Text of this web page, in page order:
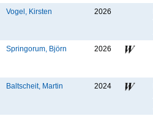
Vogel, Kirsten 2026
Springorum, Björn 2026
Baltscheit, Martin 2024